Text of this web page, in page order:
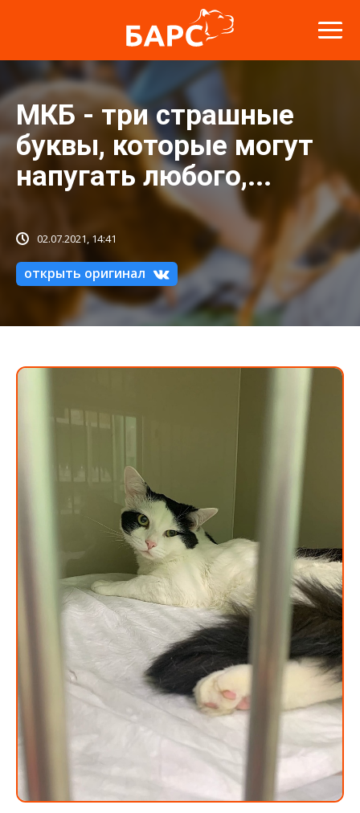
МКБ - три страшные
буквы, которые могут
напугать любого,...
02.07.2021, 14:41
открыть оригинал